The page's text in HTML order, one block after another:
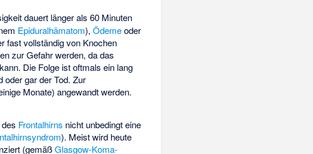
dauert länger als 60 Minuten
Epiduralhämatom), Ödemeoder
fast vollständig von Knochen
zur Gefahr werden, da das
Die Folge ist oftmals ein lang
gar der Tod. Zur
Monate) angewandt werden.
Frontalhirns nicht unbedingt eine
). Meist wird heute
(gemäßGlasgow-Koma-